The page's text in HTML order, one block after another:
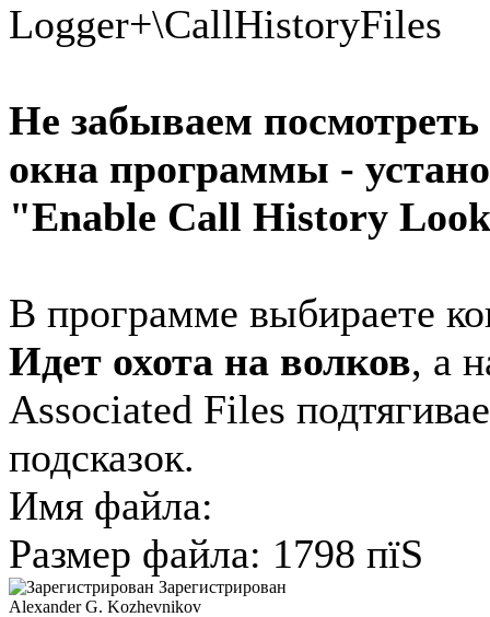
Logger+\CallHistoryFiles
Не забываем
окна программы -
"Enable Call History
В программе выбираете
Идет охота на волков, а
Associated Files
подсказок.
Имя файла:
Размер файла: 1798 пїЅ
Зарегистрирован
Alexander G. Kozhevnikov